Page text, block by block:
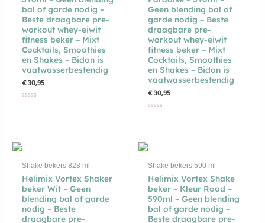
bal of garde nodig –
Beste draagbare pre-
workout whey-eiwit
fitness beker – Mixt
Cocktails, Smoothies
en Shakes – Bidon is
vaatwasserbestendig
€30,95
Geen blending bal of
garde nodig – Beste
draagbare pre-
workout whey-eiwit
fitness beker – Mixt
Cocktails, Smoothies
en Shakes – Bidon is
vaatwasserbestendig
€30,95
Shake bekers 828 ml
Helimix Vortex Shaker
beker Wit – Geen
blending bal of garde
nodig – Beste
draagbare pre-
Shake bekers 590 ml
Helimix Vortex Shake
beker – Kleur Rood –
590ml – Geen blending
bal of garde nodig –
Beste draagbare pre-